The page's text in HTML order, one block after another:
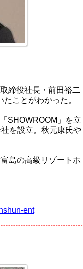
締役社長・前田裕二
ことがわかった。
SHOWROOM」を立
を設立。秋元康氏や
島の高級リゾートホ
ent